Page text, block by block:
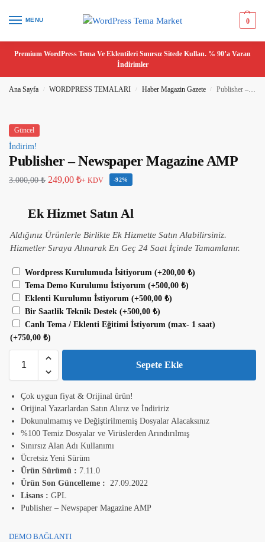
MENU 0
Premium WordPress Tema Ve Eklentileri Sınırsız Sitede Kullan. % 90’a Varan
İndirimler
Ana Sayfa / WORDPRESS TEMALARI / Haber Magazin Gazete / Publisher – Newspaper Magazine AMP
Güncel
İndirim!
Publisher – Newspaper Magazine AMP
3.000,00₺ 249,00 ₺+ KDV -92%
Ek Hizmet Satın Al
Aldığınız Ürünlerle Birlikte Ek Hizmette Satın Alabilirsiniz.
Hizmetler Sıraya Alınarak En Geç 24 Saat İçinde Tamamlanır.
Wordpress Kurulumuda İsitiyorum (+200,00 ₺)
Tema Demo Kurulumu İstiyorum (+500,00 ₺)
Eklenti Kurulumu İstiyorum (+500,00 ₺)
Bir Saatlik Teknik Destek (+500,00 ₺)
Canlı Tema / Eklenti Eğitimi İstiyorum (max- 1 saat)
(+750,00 ₺)
Sepete Ekle
Çok uygun fiyat & Orijinal ürün!
Orijinal Yazarlardan Satın Alırız ve İndiririz
Dokunulmamış ve Değiştirilmemiş Dosyalar Alacaksınız
%100 Temiz Dosyalar ve Virüslerden Arındırılmış
Sınırsız Alan Adı Kullanımı
Ücretsiz Yeni Sürüm
Ürün Sürümü : 7.11.0
Ürün Son Güncelleme : 27.09.2022
Lisans : GPL
Publisher – Newspaper Magazine AMP
DEMO BAĞLANTI